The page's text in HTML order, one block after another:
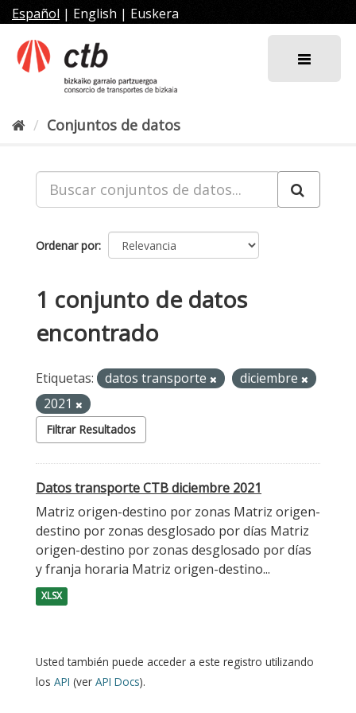
al
contenido
Español | English | Euskera
Conjuntos de datos
Ordenar por
1 conjunto de datos
encontrado
Etiquetas: datos transporte
diciembre
2021
Filtrar Resultados
Datos transporte CTB diciembre 2021
Matriz origen-destino por zonas Matriz origen-
destino por zonas desglosado por días Matriz
origen-destino por zonas desglosado por días
y franja horaria Matriz origen-destino...
XLSX
Usted también puede acceder a este registro utilizando
los API (ver API Docs).